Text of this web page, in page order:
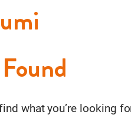
what you’re looking